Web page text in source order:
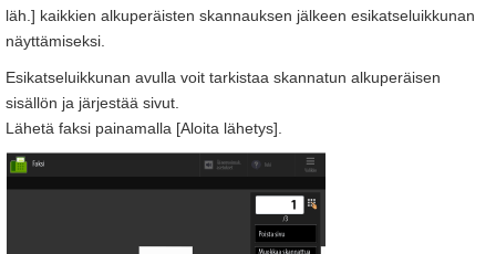
läh.] kaikkien alkuperäisten skannauksen jälkeen esikatseluikkunan
näyttämiseksi.
Esikatseluikkunan avulla voit tarkistaa skannatun alkuperäisen
sisällön ja järjestää sivut.
Lähetä faksi painamalla [Aloita lähetys].